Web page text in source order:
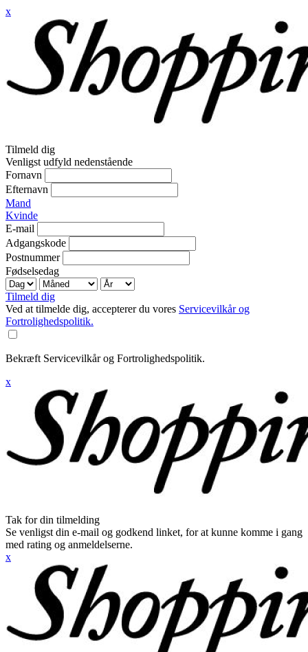
x
Tilmeld dig
Venligst udfyld nedenstående
Fornavn
Efternavn
Mand
Kvinde
E-mail
Adgangskode
Postnummer
Fødselsedag
Tilmeld dig
Ved at tilmelde dig, accepterer du vores Servicevilkår og
Fortrolighedspolitik.
Bekræft Servicevilkår og Fortrolighedspolitik.
x
Tak for din tilmelding
Se venligst din e-mail og godkend linket, for at kunne komme i gang
med rating og anmeldelserne.
x